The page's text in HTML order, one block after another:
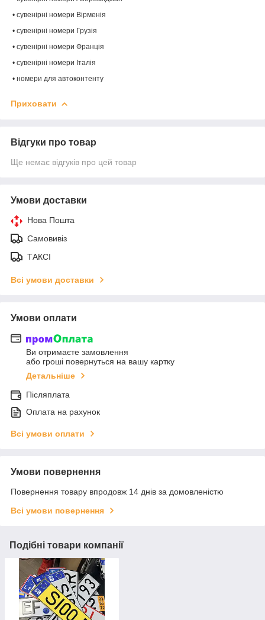
• сувенірні номери Вірменія
• сувенірні номери Грузія
• сувенірні номери Франція
• сувенірні номери Італія
• номери для автоконтенту
Приховати
Відгуки про товар
Ще немає відгуків про цей товар
Умови доставки
Нова Пошта
Самовивіз
ТАКСІ
Всі умови доставки
Умови оплати
Ви отримаєте замовлення
або гроші повернуться на вашу картку
Детальніше
Післяплата
Оплата на рахунок
Всі умови оплати
Умови повернення
Повернення товару впродовж 14 днів за домовленістю
Всі умови повернення
Подібні товари компанії